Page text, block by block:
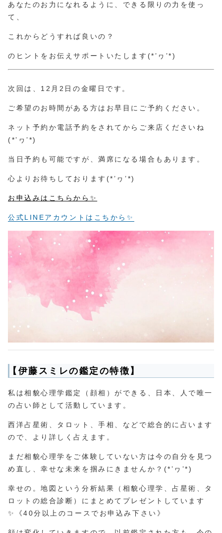
あなたのお力になれるように、できる限りの力を使っ
て、
これからどうすれば良いの？
のヒントをお伝えサポートいたします(*’ヮ’*)
次回は、12月2日の金曜日です。
ご希望のお時間がある方はお早目にご予約ください。
ネット予約か電話予約をされてからご来店くださいね
(*’ヮ’*)
当日予約も可能ですが、満席になる場合もあります。
心よりお待ちしております(*’ヮ’*)
お申込みはこちらから✨
公式LINEアカウントはこちから✨
【伊藤スミレの鑑定の特徴】
私は相貌心理学鑑定（顔相）ができる、日本、人で唯一
の占い師として活動しています。
西洋占星術、タロット、手相、などで総合的に占います
ので、より詳しく占えます。
まだ相貌心理学をご体験していない方は今の自分を見つ
め直し、幸せな未来を掴みにきませんか？(*’ヮ’*)
幸せの。地図という分析結果（相貌心理学、占星術、タ
ロットの総合診断）にまとめてプレゼントしています
✨《40分以上のコースでお申込み下さい》